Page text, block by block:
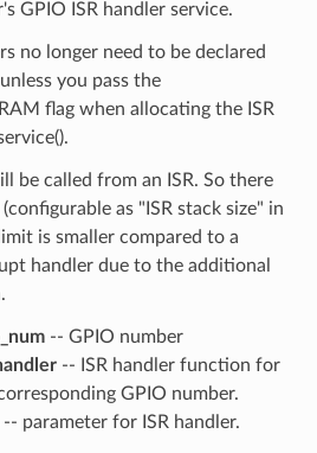
GPIO ISR handler service.
no longer need to be declared
you pass the
flag when allocating the ISR
be called from an ISR. So there
as "ISR stack size" in
is smaller compared to a
handler due to the additional
-- GPIO number
-- ISR handler function for
GPIO number.
parameter for ISR handler.